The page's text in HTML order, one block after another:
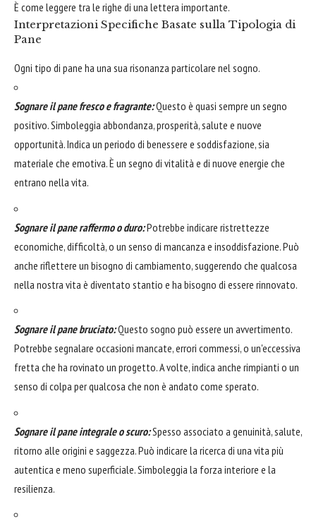
È come leggere tra le righe di una lettera importante.
Interpretazioni Specifiche Basate sulla Tipologia di
Pane
Ogni tipo di pane ha una sua risonanza particolare nel sogno.
Sognare il pane fresco e fragrante:Questo è quasi sempre un segno
positivo. Simboleggia abbondanza, prosperità, salute e nuove
opportunità. Indica un periodo di benessere e soddisfazione, sia
materiale che emotiva. È un segno di vitalità e di nuove energie che
entrano nella vita.
Sognare il pane raffermo o duro:Potrebbe indicare ristrettezze
economiche, difficoltà, o un senso di mancanza e insoddisfazione. Può
anche riflettere un bisogno di cambiamento, suggerendo che qualcosa
nella nostra vita è diventato stantio e ha bisogno di essere rinnovato.
Sognare il pane bruciato:Questo sogno può essere un avvertimento.
Potrebbe segnalare occasioni mancate, errori commessi, o un'eccessiva
fretta che ha rovinato un progetto. A volte, indica anche rimpianti o un
senso di colpa per qualcosa che non è andato come sperato.
Sognare il pane integrale o scuro:Spesso associato a genuinità, salute,
ritorno alle origini e saggezza. Può indicare la ricerca di una vita più
autentica e meno superficiale. Simboleggia la forza interiore e la
resilienza.